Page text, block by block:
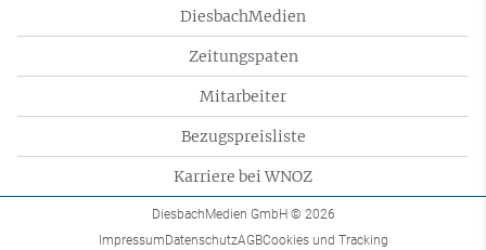
DiesbachMedien
Zeitungspaten
Mitarbeiter
Bezugspreisliste
Karriere bei WNOZ
DiesbachMedien GmbH © 2026
ImpressumDatenschutzAGBCookies und Tracking